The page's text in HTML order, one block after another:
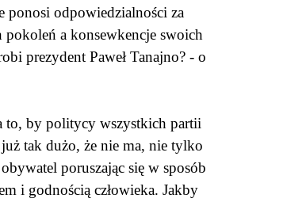
ponosi odpowiedzialności za
a konsewkencje swoich
prezydent Paweł Tanajno? - o
to, by politycy wszystkich partii
tak dużo, że nie ma, nie tylko
poruszając się w sposób
i godnością człowieka. Jakby